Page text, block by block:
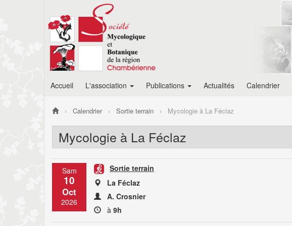
Accueil L'association Publications Actualités Calendrier
Calendrier Sortie terrain Mycologie à La Féclaz
Mycologie à La Féclaz
Sam
10
Oct
2026
Sortie terrain
La Féclaz
A. Crosnier
à 9h